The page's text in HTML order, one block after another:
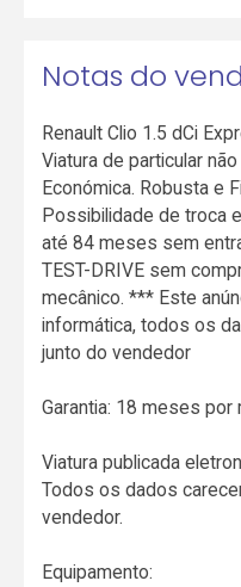
Notas do
Renault Clio 1.5 dCi
Viatura de particular
Económica. Robusta e
Possibilidade de troca
até 84 meses sem
TEST-DRIVE sem
mecânico. *** Este
informática, todos os
junto do vendedor
Garantia: 18 meses por
Viatura publicada
Todos os dados
vendedor.
Equipamento: